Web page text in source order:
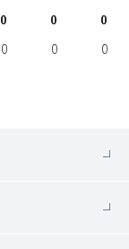
0 0 0
0 0 0